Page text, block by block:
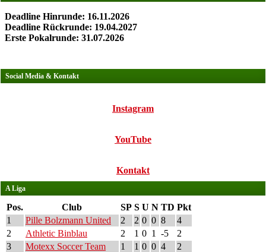
Deadline Hinrunde: 16.11.2026
Deadline Rückrunde: 19.04.2027
Erste Pokalrunde: 31.07.2026
Social Media & Kontakt
Instagram
YouTube
Kontakt
A Liga
Pos. Club SP S U N TD Pkt
1
Pille Bolzmann United 2 2 0 0 8
4
2
Athletic Binblau 2 1 0 1 -5
2
3
Motexx Soccer Team 1 1 0 0 4
2